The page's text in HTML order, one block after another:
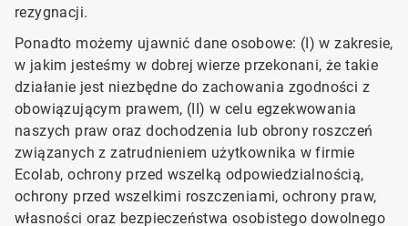
rezygnacji.
Ponadto możemy ujawnić dane osobowe: (I) w zakresie,
w jakim jesteśmy ​​​​​​​w dobrej wierze przekonani, że takie
działanie jest niezbędne do zachowania zgodności z
obowiązującym prawem, (II) w celu egzekwowania
naszych praw oraz dochodzenia lub obrony roszczeń
związanych z zatrudnieniem użytkownika w firmie
Ecolab, ochrony przed wszelką odpowiedzialnością,
ochrony przed wszelkimi roszczeniami, ochrony praw,
własności oraz bezpieczeństwa osobistego dowolnego